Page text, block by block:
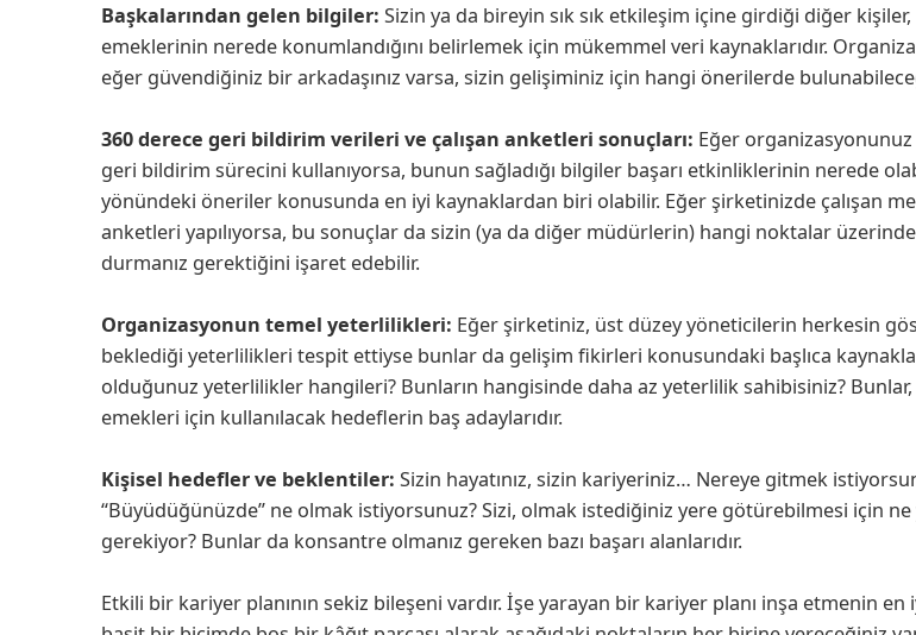
Başkalarından gelen bilgiler: Sizin ya da bireyin sık sık etkileşim içine girdiği diğer kişiler,
emeklerinin nerede konumlandığını belirlemek için mükemmel veri kaynaklarıdır.
eğer güvendiğiniz bir arkadaşınız varsa, sizin gelişiminiz için hangi önerilerde
360 derece geri bildirim verileri ve çalışan anketleri sonuçları: Eğer
geri bildirim sürecini kullanıyorsa, bunun sağladığı bilgiler başarı etkinliklerinin nerede
yönündeki öneriler konusunda en iyi kaynaklardan biri olabilir. Eğer şirketinizde çalışan
anketleri yapılıyorsa, bu sonuçlar da sizin (ya da diğer müdürlerin) hangi noktalar
durmanız gerektiğini işaret edebilir.
Organizasyonun temel yeterlilikleri: Eğer şirketiniz, üst düzey yöneticilerin herkesin
beklediği yeterlilikleri tespit ettiyse bunlar da gelişim fikirleri konusundaki başlıca
olduğunuz yeterlilikler hangileri? Bunların hangisinde daha az yeterlilik sahibisiniz? Bunlar,
emekleri için kullanılacak hedeflerin baş adaylarıdır.
Kişisel hedefler ve beklentiler: Sizin hayatınız, sizin kariyeriniz… Nereye gitmek
“Büyüdüğünüzde” ne olmak istiyorsunuz? Sizi, olmak istediğiniz yere götürebilmesi için ne
gerekiyor? Bunlar da konsantre olmanız gereken bazı başarı alanlarıdır.
Etkili bir kariyer planının sekiz bileşeni vardır. İşe yarayan bir kariyer planı inşa etmenin en